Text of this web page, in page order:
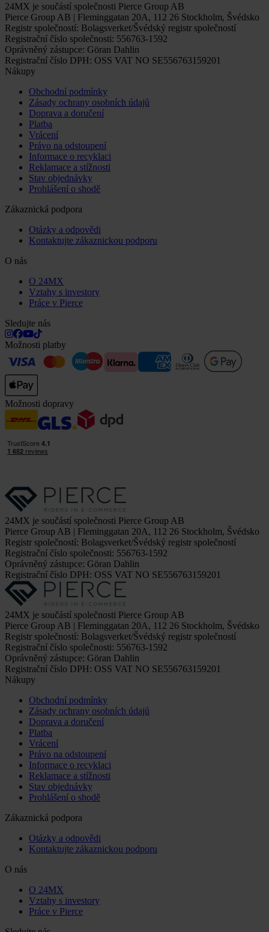
24MX je součástí společnosti Pierce Group AB
Pierce Group AB | Fleminggatan 20A, 112 26 Stockholm, Švédsko
Registr společností: Bolagsverket/Švédský registr společností
Registrační číslo společnosti: 556763-1592
Oprávněný zástupce: Göran Dahlin
Registrační číslo DPH: OSS VAT NO SE556763159201
Nákupy
Obchodní podmínky
Zásady ochrany osobních údajů
Doprava a doručení
Platba
Vrácení
Právo na odstoupení
Informace o recyklaci
Reklamace a stížnosti
Stav objednávky
Prohlášení o shodě
Zákaznická podpora
Otázky a odpovědi
Kontaktujte zákaznickou podporu
O nás
O 24MX
Vztahy s investory
Práce v Pierce
Sledujte nás
Možnosti platby
Možnosti dopravy
24MX je součástí společnosti Pierce Group AB
Pierce Group AB | Fleminggatan 20A, 112 26 Stockholm, Švédsko
Registr společností: Bolagsverket/Švédský registr společností
Registrační číslo společnosti: 556763-1592
Oprávněný zástupce: Göran Dahlin
Registrační číslo DPH: OSS VAT NO SE556763159201
24MX je součástí společnosti Pierce Group AB
Pierce Group AB | Fleminggatan 20A, 112 26 Stockholm, Švédsko
Registr společností: Bolagsverket/Švédský registr společností
Registrační číslo společnosti: 556763-1592
Oprávněný zástupce: Göran Dahlin
Registrační číslo DPH: OSS VAT NO SE556763159201
Nákupy
Obchodní podmínky
Zásady ochrany osobních údajů
Doprava a doručení
Platba
Vrácení
Právo na odstoupení
Informace o recyklaci
Reklamace a stížnosti
Stav objednávky
Prohlášení o shodě
Zákaznická podpora
Otázky a odpovědi
Kontaktujte zákaznickou podporu
O nás
O 24MX
Vztahy s investory
Práce v Pierce